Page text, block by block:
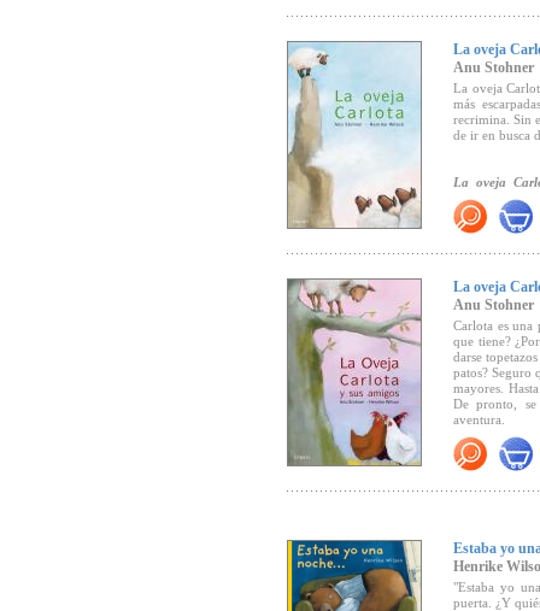
La oveja
Anu Stohner
La oveja
más
recrimina. Sin
de ir en busca
La oveja
ilustrado del
La crítica ha
Zeitung).
"Un
una vez,
La oveja
Anu Stohner
Carlota es una
que tiene?
darse
patos? Seguro
mayores.
De pronto, se
aventura.
"Anu Stohner
Estaba yo
Henrike
"Estaba yo
puerta. ¿Y